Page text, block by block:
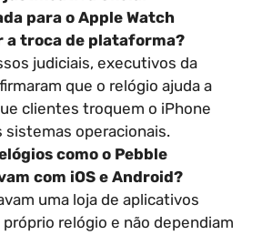
para o Apple Watch
troca de plataforma?
judiciais, executivos da
que o relógio ajuda a
clientes troquem o iPhone
sistemas operacionais.
como o Pebble
com iOS e Android?
uma loja de aplicativos
próprio relógio e não dependiam